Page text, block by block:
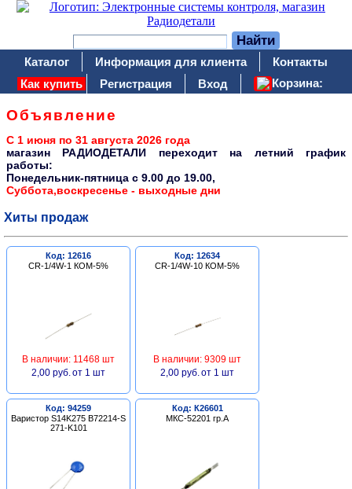
Каталог Информация для клиента
Контакты
Как купить
Регистрация Вход Корзина:
Объявление
С 1 июня по 31 августа 2026 года
магазин РАДИОДЕТАЛИ переходит на летний график
работы:
Понедельник-пятница c 9.00 до 19.00,
Суббота,воскресенье - выходные дни
Хиты продаж
Код: 12616
CR-1/4W-1 КОМ-5%
В наличии: 11468 шт
2,00 руб. от 1 шт
Код: 12634
CR-1/4W-10 КОМ-5%
В наличии: 9309 шт
2,00 руб. от 1 шт
Код: 94259
Варистор S14K275 B72214-S
271-K101
Код: К26601
МКС-52201 гр.А